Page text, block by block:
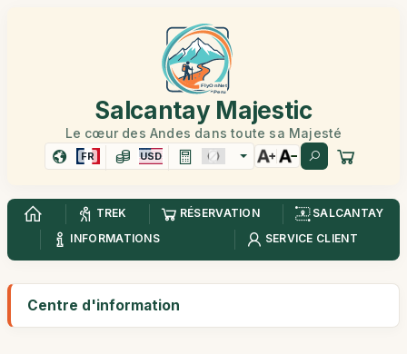
Salcantay Majestic
Le cœur des Andes dans toute sa Majesté
FR USD
TREK RÉSERVATION
SALCANTAY
INFORMATIONS
SERVICE CLIENT
Centre d'information